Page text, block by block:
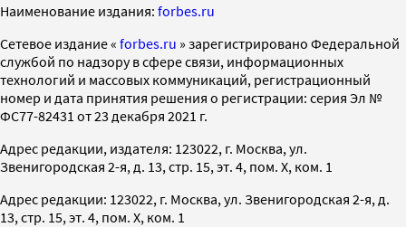
Наименование издания: forbes.ru
Cетевое издание « forbes.ru » зарегистрировано Федеральной
службой по надзору в сфере связи, информационных
технологий и массовых коммуникаций, регистрационный
номер и дата принятия решения о регистрации: серия Эл №
ФС77-82431 от 23 декабря 2021 г.
Адрес редакции, издателя: 123022, г. Москва, ул.
Звенигородская 2-я, д. 13, стр. 15, эт. 4, пом. X, ком. 1
Адрес редакции: 123022, г. Москва, ул. Звенигородская 2-я, д.
13, стр. 15, эт. 4, пом. X, ком. 1